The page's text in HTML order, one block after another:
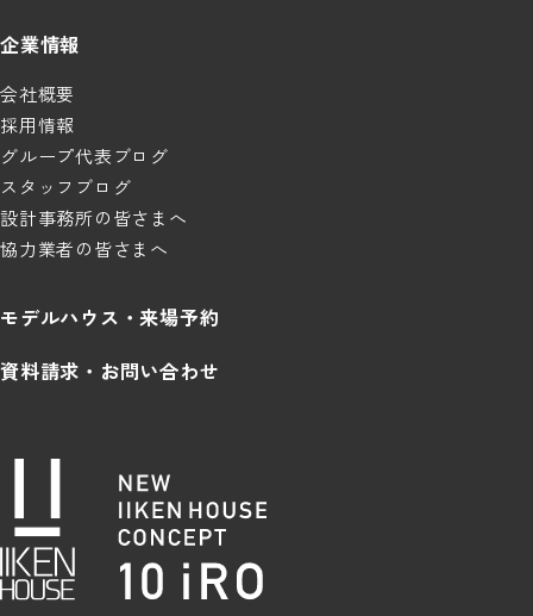
企業情報
会社概要
採用情報
グループ代表ブログ
スタッフブログ
設計事務所の皆さまへ
協力業者の皆さまへ
モデルハウス・来場予約
資料請求・お問い合わせ